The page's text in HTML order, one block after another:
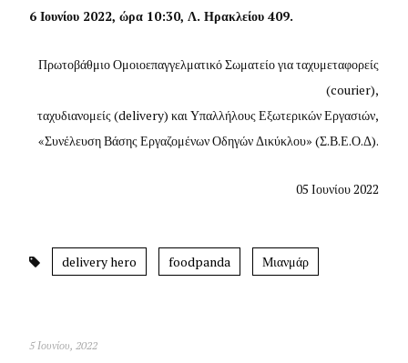
6 Ιουνίου 2022, ώρα 10:30, Λ. Ηρακλείου 409.
Πρωτοβάθμιο Ομοιοεπαγγελματικό Σωματείο για ταχυμεταφορείς
(courier),
ταχυδιανομείς (delivery) και Υπαλλήλους Εξωτερικών Εργασιών,
«Συνέλευση Βάσης Εργαζομένων Οδηγών Δικύκλου» (Σ.Β.Ε.Ο.Δ).
05 Ιουνίου 2022
delivery hero foodpanda Μιανμάρ
5 Ιουνίου, 2022